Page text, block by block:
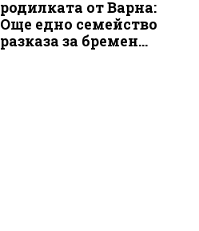
родилката от Варна:
Още едно семейство
разказа за бремен...